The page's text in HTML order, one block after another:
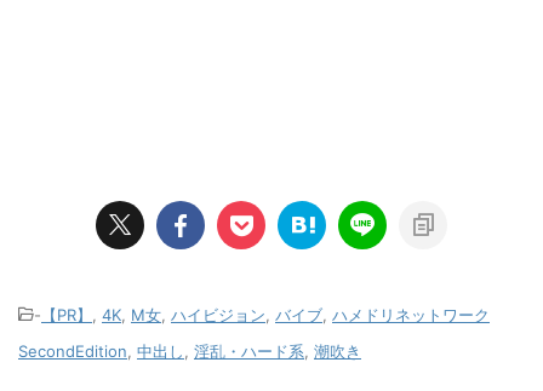
- 【PR】 4K M女 ハイビジョン バイブ ハメドリネットワーク
SecondEdition 中出し 淫乱・ハード系 潮吹き